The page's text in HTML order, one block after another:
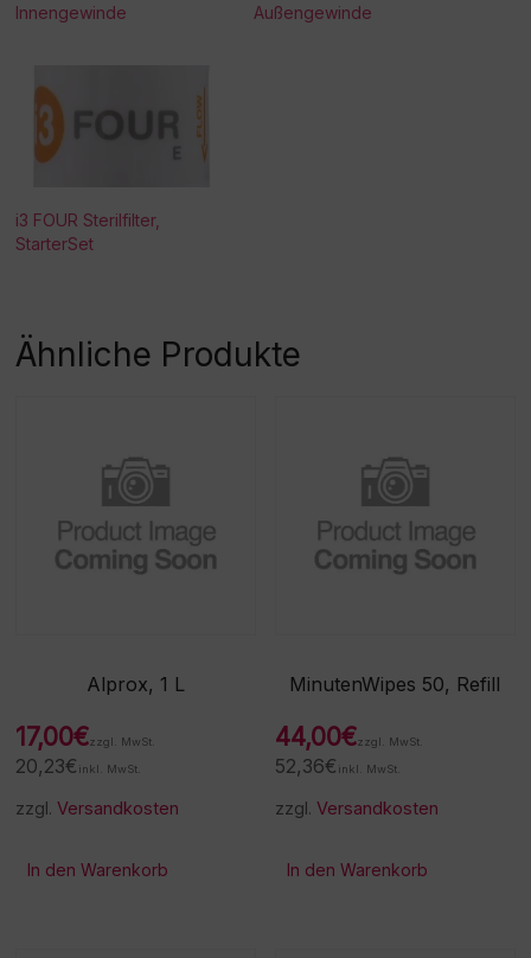
Innengewinde
Außengewinde
i3 FOUR Sterilfilter,
StarterSet
Ähnliche Produkte
Alprox, 1 L
17,00€zzgl. MwSt.
20,23€ inkl. MwSt.
zzgl.Versandkosten
In den Warenkorb
MinutenWipes 50, Refill
44,00€zzgl. MwSt.
52,36€ inkl. MwSt.
zzgl.Versandkosten
In den Warenkorb